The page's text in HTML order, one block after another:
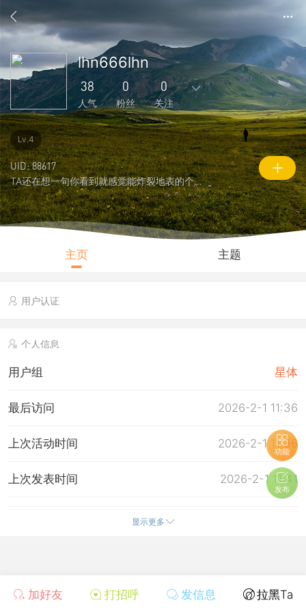
加好友 打招呼 发信息 拉黑Ta
lhn666lhn
38
人气
0
粉丝
0
关注
76
主题
25
回复
1
好友
0
粉丝
0
关注
0
说说
38
人气
1081
积分
Lv.4
UID: 88617
TA还在想一句你看到就感觉能炸裂地表的个性签名
主页 主题
用户认证
个人信息
用户组 星体
2026-2-1 11:36
最后访问
2026-2-1 11:36
上次活动时间
2026-2-1 11:41
上次发表时间
显示更多
功能
发布